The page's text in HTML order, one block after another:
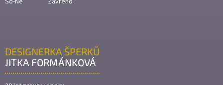
DESIGNERKA ŠPERKŮ
JITKA FORMÁNKOVÁ